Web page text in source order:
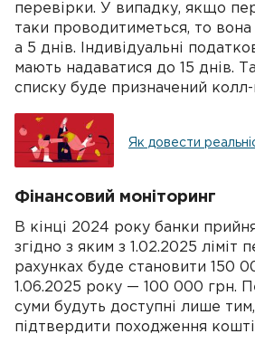
перевірки. У випадку, якщо
таки проводитиметься, то
а 5 днів. Індивідуальні
мають надаватися до 15 днів.
списку буде призначений
Як довести
Фінансовий моніторинг
В кінці 2024 року банки
згідно з яким з 1.02.2025 ліміт
рахунках буде становити 150
1.06.2025 року — 100 000 грн.
суми будуть доступні лише
підтвердити походження